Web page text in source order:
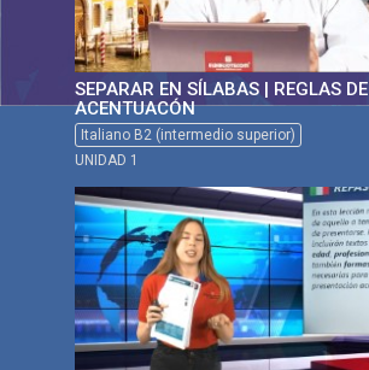
SEPARAR EN SÍLABAS | REGLAS DE
ACENTUACÓN
Italiano B2 (intermedio superior)
UNIDAD 1